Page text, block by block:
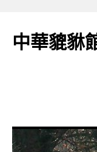
主
中華貔貅